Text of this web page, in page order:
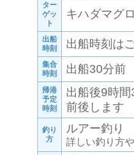
ター
ゲッ
ト
キハダマグ
出船
時刻
出船時刻は
集合
時刻
出船30分前
帰港
予定
時刻
出船後9時
前後します
釣り
方
ルアー釣り
詳しい釣り方